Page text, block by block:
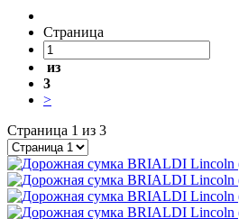
Страница
из
3
>
Страница 1 из 3